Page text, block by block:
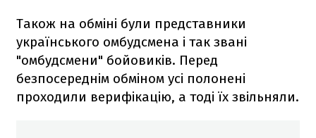
Також на обміні були представники
українського омбудсмена і так звані
"омбудсмени" бойовиків. Перед
безпосереднім обміном усі полонені
проходили верифікацію, а тоді їх звільняли.